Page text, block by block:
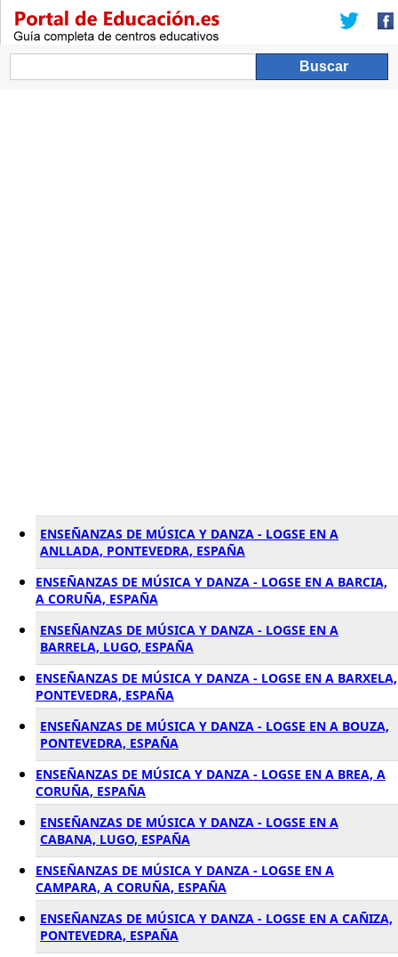
ENSEÑANZAS DE MÚSICA Y DANZA - LOGSE EN A
ANLLADA, PONTEVEDRA, ESPAÑA
ENSEÑANZAS DE MÚSICA Y DANZA - LOGSE EN A BARCIA,
A CORUÑA, ESPAÑA
ENSEÑANZAS DE MÚSICA Y DANZA - LOGSE EN A
BARRELA, LUGO, ESPAÑA
ENSEÑANZAS DE MÚSICA Y DANZA - LOGSE EN A BARXELA,
PONTEVEDRA, ESPAÑA
ENSEÑANZAS DE MÚSICA Y DANZA - LOGSE EN A BOUZA,
PONTEVEDRA, ESPAÑA
ENSEÑANZAS DE MÚSICA Y DANZA - LOGSE EN A BREA, A
CORUÑA, ESPAÑA
ENSEÑANZAS DE MÚSICA Y DANZA - LOGSE EN A
CABANA, LUGO, ESPAÑA
ENSEÑANZAS DE MÚSICA Y DANZA - LOGSE EN A
CAMPARA, A CORUÑA, ESPAÑA
ENSEÑANZAS DE MÚSICA Y DANZA - LOGSE EN A CAÑIZA,
PONTEVEDRA, ESPAÑA